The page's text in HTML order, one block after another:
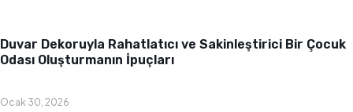
Duvar Dekoruyla Rahatlatıcı ve Sakinleştirici Bir Çocuk
Odası Oluşturmanın İpuçları
Ocak 30, 2026